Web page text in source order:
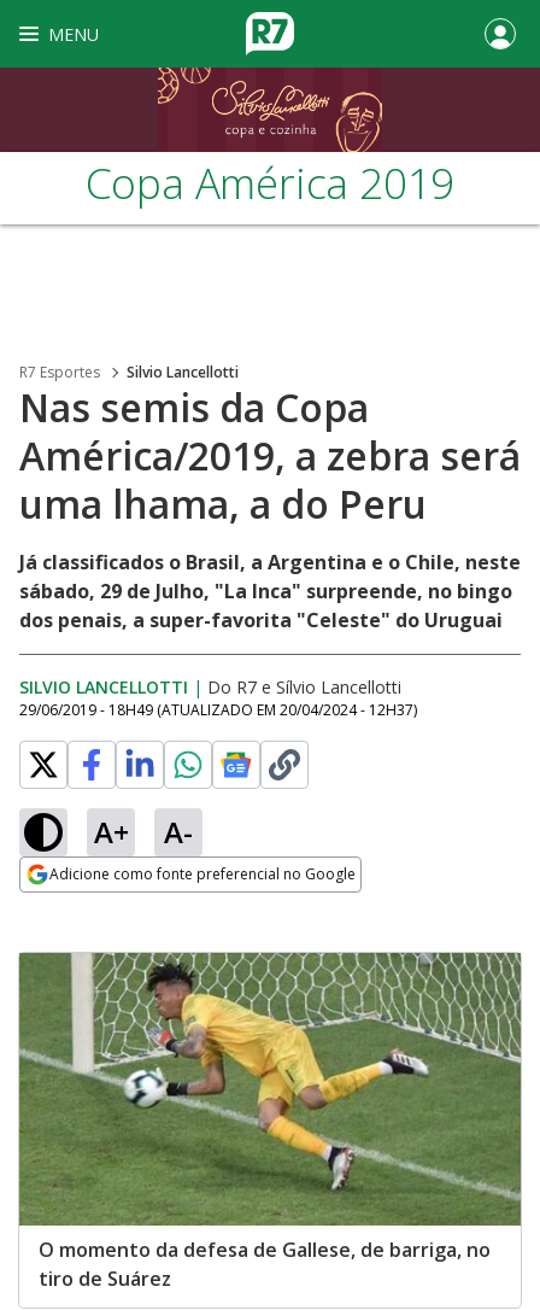
MENU
Copa América 2019
R7 Esportes Silvio Lancellotti
Nas semis da Copa
América/2019, a zebra será
uma lhama, a do Peru
Já classificados o Brasil, a Argentina e o Chile, neste
sábado, 29 de Julho, "La Inca" surpreende, no bingo
dos penais, a super-favorita "Celeste" do Uruguai
SILVIO LANCELLOTTI | Do R7 e Sílvio Lancellotti
29/06/2019 - 18H49 (ATUALIZADO EM 20/04/2024 - 12H37)
A+ A-
Adicione como fonte preferencial no Google
O momento da defesa de Gallese, de barriga, no
tiro de Suárez